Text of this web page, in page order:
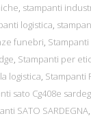
, stampanti
logistica,
funebri,
, Stampanti per
logistica, Stampanti
sato Cg408e
SATO SARDEGNA,